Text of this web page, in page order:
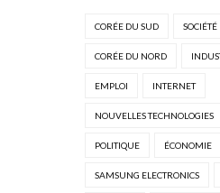
CORÉE DU SUD SOCIÉTÉ
CORÉE DU NORD
EMPLOI INTERNET
NOUVELLES TECHNOLOGIES
POLITIQUE ÉCONOMIE
SAMSUNG ELECTRONICS